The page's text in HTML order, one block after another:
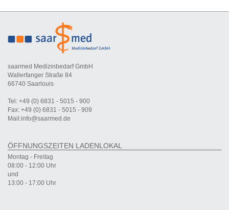
saarmed Medizinbedarf GmbH
Wallerfanger Straße 84
66740 Saarlouis
Tel: +49 (0) 6831 - 5015 - 900
Fax: +49 (0) 6831 - 5015 - 909
Mail:info@saarmed.de
ÖFFNUNGSZEITEN LADENLOKAL
Montag - Freitag
08:00 - 12:00 Uhr
und
13:00 - 17:00 Uhr